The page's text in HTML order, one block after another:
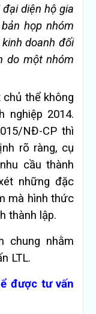
diện hộ gia
họp nhóm
doanh đối
do một nhóm
thể không
nghiệp 2014.
NĐ-CP thì
rõ ràng, cụ
cầu thành
những đặc
mà hình thức
thành lập.
chung nhằm
LTL.
được tư vấn